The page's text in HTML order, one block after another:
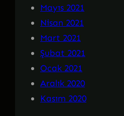
Mayıs 2021
Nisan 2021
Mart 2021
Şubat 2021
Ocak 2021
Aralık 2020
Kasım 2020